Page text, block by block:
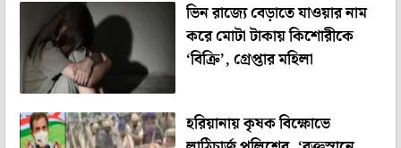
ভিন রাজ্যে বেড়াতে যাওয়ার নাম
করে মোটা টাকায় কিশোরীকে
‘বিক্রি’, গ্রেপ্তার মহিলা
হরিয়ানায় কৃষক বিক্ষোভে